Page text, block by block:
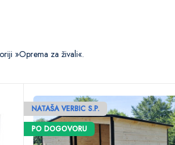
»Oprema za živali«.
NATAŠA VERBIC S.P.
PO DOGOVORU